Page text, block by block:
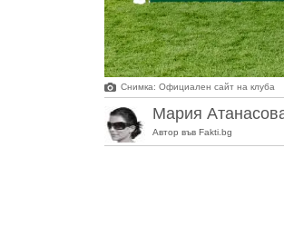
Снимка: Официален сайт на клуба
Мария
Автор във Fakti.bg